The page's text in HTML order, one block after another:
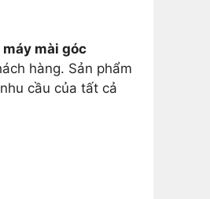
máy mài góc
hàng. Sản phẩm
cầu của tất cả